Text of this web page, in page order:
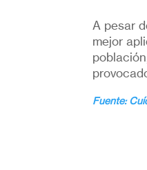
A pesar
mejor
Fuente: